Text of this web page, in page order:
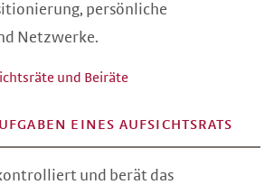
persönliche
Netzwerke.
und Beiräte
EINES AUFSICHTSRATS
und berät das